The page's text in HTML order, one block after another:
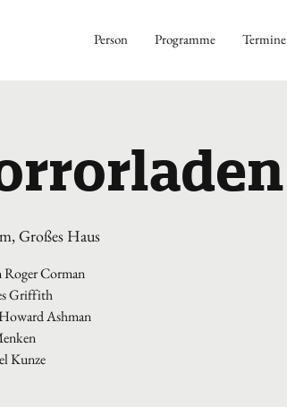
Person Programme Termine
Großes Haus
Corman
Griffith
Ashman
Kunze